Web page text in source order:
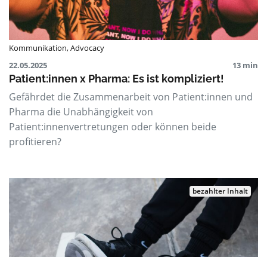
Kommunikation,Advocacy
22.05.2025
13 min
Patient:innen x Pharma: Es ist kompliziert!
Gefährdet die Zusammenarbeit von Patient:innen und
Pharma die Unabhängigkeit von
Patient:innenvertretungen oder können beide
profitieren?
bezahlter Inhalt